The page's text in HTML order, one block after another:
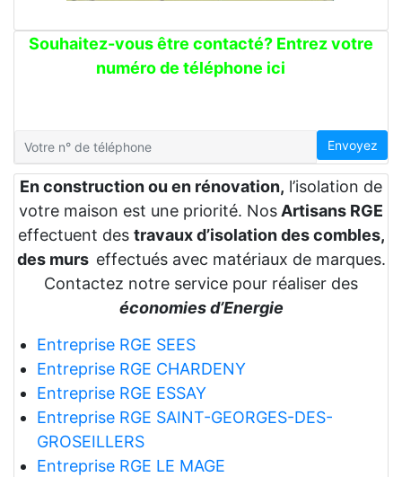
Souhaitez-vous être contacté? Entrez votre
numéro de téléphone ici
Envoyez
En construction ou en rénovation, l’isolation de
votre maison est une priorité. Nos Artisans RGE
effectuent des travaux d’isolation des combles,
des murs effectués avec matériaux de marques.
Contactez notre service pour réaliser des
économies d’Energie
Entreprise RGE SEES
Entreprise RGE CHARDENY
Entreprise RGE ESSAY
Entreprise RGE SAINT-GEORGES-DES-
GROSEILLERS
Entreprise RGE LE MAGE